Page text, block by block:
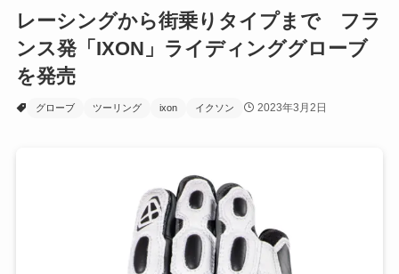
レーシングから街乗りタイプまで フラ
ンス発「IXON」ライディンググローブ
を発売
グローブ ツーリング ixon イクソン 2023年3月2日